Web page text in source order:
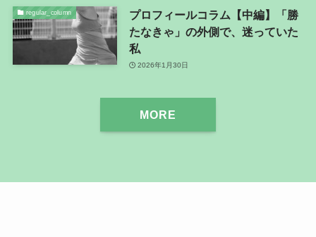
regular_column
プロフィールコラム【中編】「勝
たなきゃ」の外側で、迷っていた
私
2026年1月30日
MORE